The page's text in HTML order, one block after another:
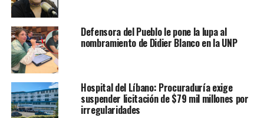
Defensora del Pueblo le pone la lupa al
nombramiento de Didier Blanco en la UNP
Hospital del Líbano: Procuraduría exige
suspender licitación de $79 mil millones por
irregularidades